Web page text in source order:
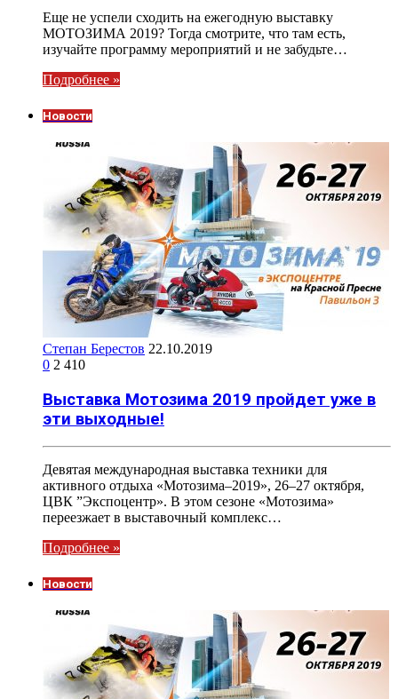
Еще не успели сходить на ежегодную выставку
МОТОЗИМА 2019? Тогда смотрите, что там есть,
изучайте программу мероприятий и не забудьте…
Подробнее »
Новости
Степан Берестов 22.10.2019
0 2 410
Выставка Мотозима 2019 пройдет уже в
эти выходные!
Девятая международная выставка техники для
активного отдыха «Мотозима–2019», 26–27 октября,
ЦВК ”Экспоцентр». В этом сезоне «Мотозима»
переезжает в выставочный комплекс…
Подробнее »
Новости